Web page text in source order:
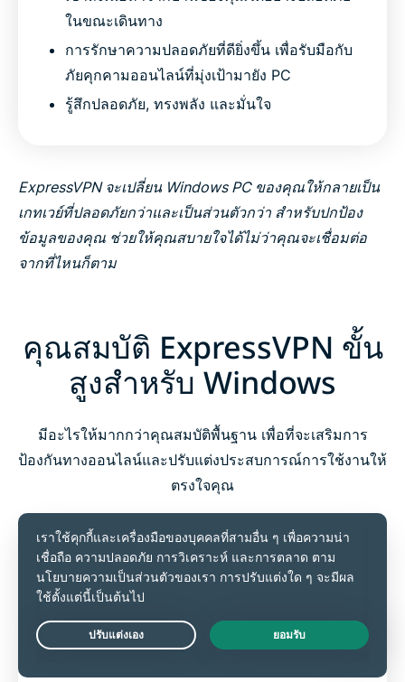
ในขณะเดินทาง
การรักษาความปลอดภัยที่ดียิ่งขึ้น เพื่อรับมือกับ
ภัยคุกคามออนไลน์ที่มุ่งเป้ามายัง PC
รู้สึกปลอดภัย, ทรงพลัง และมั่นใจ
ExpressVPN จะเปลี่ยน Windows PC ของคุณให้กลายเป็น
เกทเวย์ที่ปลอดภัยกว่าและเป็นส่วนตัวกว่า สำหรับปกป้อง
ข้อมูลของคุณ ช่วยให้คุณสบายใจได้ไม่ว่าคุณจะเชื่อมต่อ
จากที่ไหนก็ตาม
คุณสมบัติ ExpressVPN ขั้น
สูงสำหรับ Windows
มีอะไรให้มากกว่าคุณสมบัติพื้นฐาน เพื่อที่จะเสริมการ
ป้องกันทางออนไลน์และปรับแต่งประสบการณ์การใช้งานให้
ตรงใจคุณ
Live Chat